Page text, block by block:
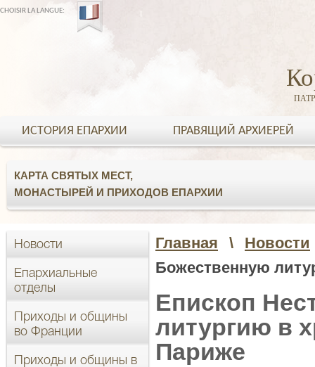
CHOISIR LA LANGUE:
ИСТОРИЯ ЕПАРХИИ ПРАВЯЩИЙ АРХИЕРЕЙ
КАРТА СВЯТЫХ МЕСТ,
МОНАСТЫРЕЙ И ПРИХОДОВ ЕПАРХИИ
Новости
Епархиальные
отделы
Приходы и общины
во Франции
Приходы и общины в
Главная \
Новости
Божественную
Епископ
литургию в
Париже